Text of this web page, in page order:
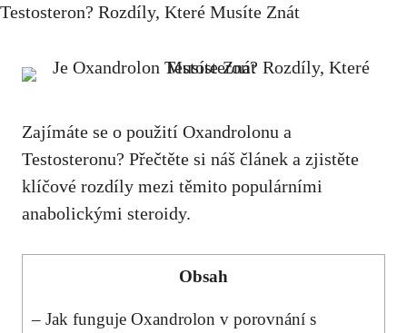
Testosteron? Rozdíly, Které Musíte Znát
Zajímáte se o použití Oxandrolonu a
Testosteronu? Přečtěte si náš článek a zjistěte
klíčové rozdíly mezi těmito populárními
anabolickými steroidy.
Obsah
– Jak funguje Oxandrolon v porovnání s